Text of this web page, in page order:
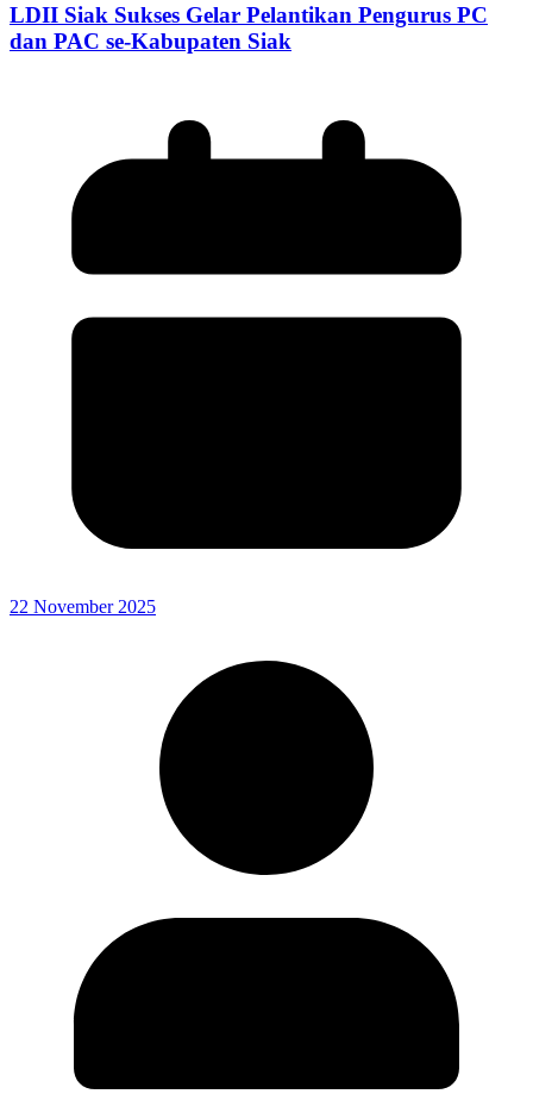
LDII Siak Sukses Gelar Pelantikan Pengurus PC
dan PAC se-Kabupaten Siak
22 November 2025